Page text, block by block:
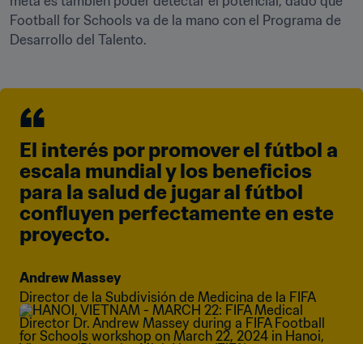
Football for Schools va de la mano con el Programa de
Desarrollo del Talento.
El interés por promover el fútbol a
escala mundial y los beneficios
para la salud de jugar al fútbol
confluyen perfectamente en este
proyecto.
Andrew Massey
Director de la Subdivisión de Medicina de la FIFA